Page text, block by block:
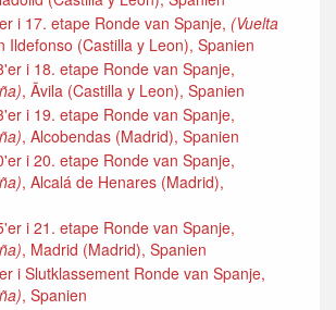
i 17. etape Ronde van Spanje, (Vuelta
Ildefonso (Castilla y Leon), Spanien
i 18. etape Ronde van Spanje,
, Ãvila (Castilla y Leon), Spanien
i 19. etape Ronde van Spanje,
, Alcobendas (Madrid), Spanien
i 20. etape Ronde van Spanje,
, Alcalá de Henares (Madrid),
i 21. etape Ronde van Spanje,
, Madrid (Madrid), Spanien
i Slutklassement Ronde van Spanje,
, Spanien